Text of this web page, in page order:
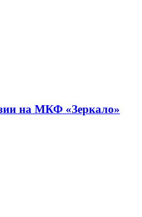
на МКФ «Зеркало»